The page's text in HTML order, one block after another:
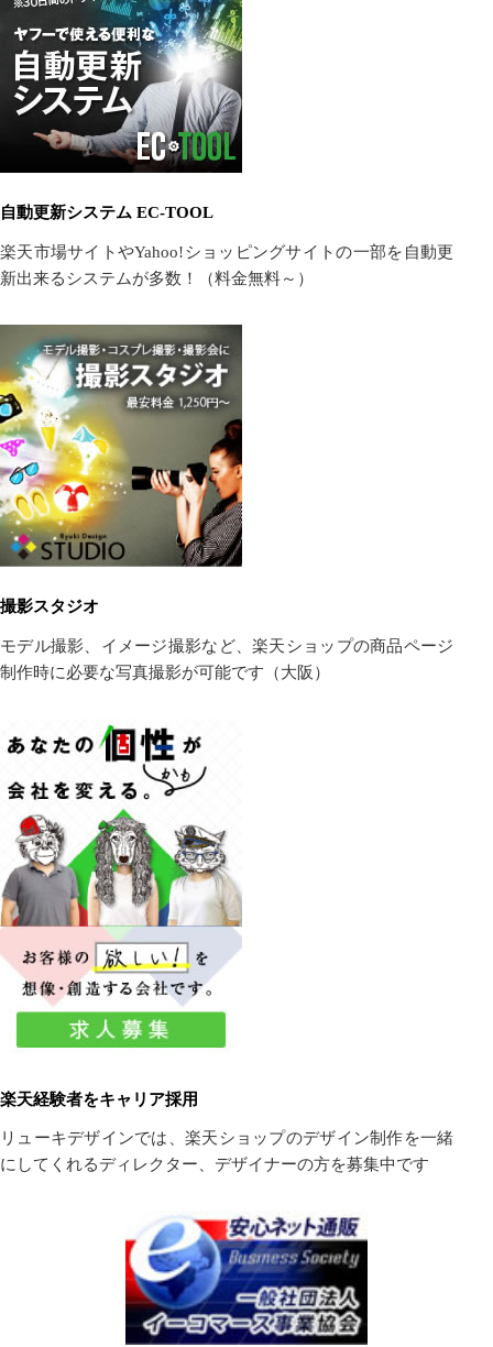
自動更新システム EC-TOOL
楽天市場サイトやYahoo!ショッピングサイトの一部を自動更
新出来るシステムが多数！（料金無料～）
撮影スタジオ
モデル撮影、イメージ撮影など、楽天ショップの商品ページ
制作時に必要な写真撮影が可能です（大阪）
楽天経験者をキャリア採用
リューキデザインでは、楽天ショップのデザイン制作を一緒
にしてくれるディレクター、デザイナーの方を募集中です